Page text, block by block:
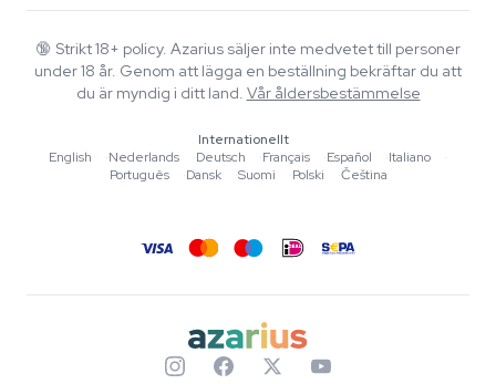
Vanliga frågor
Integritetspolicy
Wiki
Blog
Skribenter
Verktyg & Kalkylatorer
Erbjudanden
🔞 Strikt 18+ policy. Azarius säljer inte medvetet till personer
under 18 år. Genom att lägga en beställning bekräftar du att
du är myndig i ditt land. Vår åldersbestämmelse
Internationellt
English
·Nederlands ·Deutsch ·Français ·Español ·Italiano
·
Português
·Dansk ·Suomi ·Polski ·Čeština